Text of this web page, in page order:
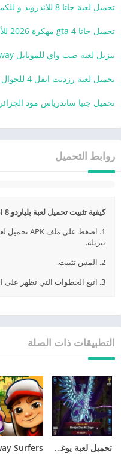
تحميل لعبة جاتا 8 للاندرويد و للكمبيوتر gta 8 APK مجاناً
تحميل جاتا 4 gta مهكرة 2026 للأندرويد APK مجاناً
تنزيل لعبة صب واي للموبايل subway أخر إصدار
تحميل لعبة رزدنت ايفل 4 للجوال Resident Evil مجاناً
تحميل جتيا ساندرياس مود الجزائر Apk نسخة أصلية مهكرة بدون نت
روابط التحميل
كيفية تثبيت تحميل لعبة بلياردو 8 Ball Pool أخر إصدار APK؟
تنزيله.
2. المس تثبيت.
3. اتبع الخطوات التي تظهر على الشاشة.
التطبيقات ذات الصلة
تحميل لعبة يوغي يو للاندرويد APK آخر إصدار 2026 مجاناً